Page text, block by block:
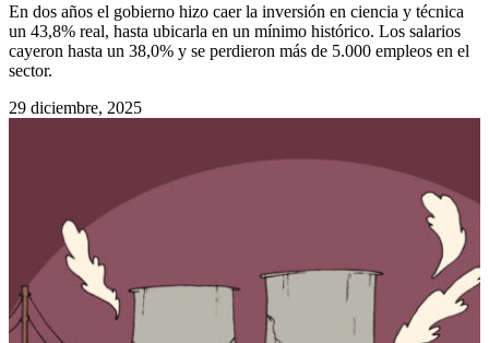
En dos años el gobierno hizo caer la inversión en ciencia y técnica
un 43,8% real, hasta ubicarla en un mínimo histórico. Los salarios
cayeron hasta un 38,0% y se perdieron más de 5.000 empleos en el
sector.
29 diciembre, 2025